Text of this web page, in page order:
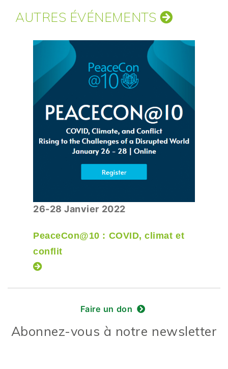
AUTRES ÉVÉNEMENTS
26-28 Janvier 2022
PeaceCon@10 : COVID, climat et
conflit
Faire un don
Abonnez-vous à notre newsletter